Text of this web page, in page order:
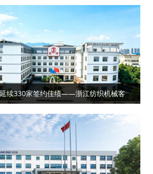
续330家签约佳绩——浙江纺织机械客